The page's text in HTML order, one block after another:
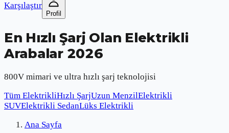
Karşılaştır
Profil
En Hızlı Şarj Olan Elektrikli
Arabalar 2026
800V mimari ve ultra hızlı şarj teknolojisi
Tüm ElektrikliHızlı ŞarjUzun MenzilElektrikli
SUVElektrikli SedanLüks Elektrikli
Ana Sayfa